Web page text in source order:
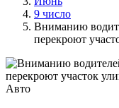
9 число
Вниманию
перекроют
Авто